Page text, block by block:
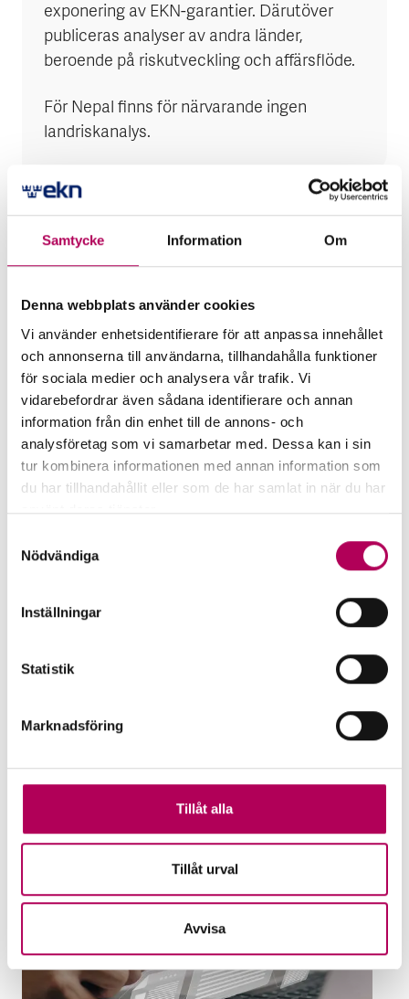
Samtycke Information Om
Denna webbplats använder cookies
Vi använder enhetsidentifierare för att anpassa innehållet
och annonserna till användarna, tillhandahålla funktioner
för sociala medier och analysera vår trafik. Vi
vidarebefordrar även sådana identifierare och annan
information från din enhet till de annons- och
analysföretag som vi samarbetar med. Dessa kan i sin
tur kombinera informationen med annan information som
du har tillhandahållit eller som de har samlat in när du har
använt deras tjänster.
personuppgifter.
Nödvändiga
Inställningar
Statistik
Marknadsföring
Tillåt alla
Tillåt urval
Avvisa
exponering av EKN-garantier. Därutöver
publiceras analyser av andra länder,
beroende på riskutveckling och affärsflöde.
För Nepal finns för närvarande ingen
landriskanalys.
Mer för dig som vill exportera
till Nepal
EKN:s garantier
uteblivna betalningar och hjälper banker
att stötta företag. Vilken garanti passar
EKN:s garantier